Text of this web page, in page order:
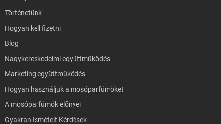
Történetünk
Hogyan kell fizetni
Blog
Nagykereskedelmi együttműködés
Marketing együttműködés
Hogyan használjuk a mosóparfümöket
A mosóparfümök előnyei
Gyakran Ismételt Kérdések